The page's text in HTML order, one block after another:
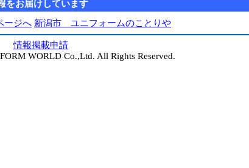
をお届けしています
ージへ 新潟市 ユニフォームのことりや
情報掲載申請
WORLD Co.,Ltd. All Rights Reserved.